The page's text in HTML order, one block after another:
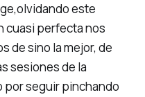
este
cuasi perfecta nos
de sino la mejor, de
sesiones de la
por seguir pinchando